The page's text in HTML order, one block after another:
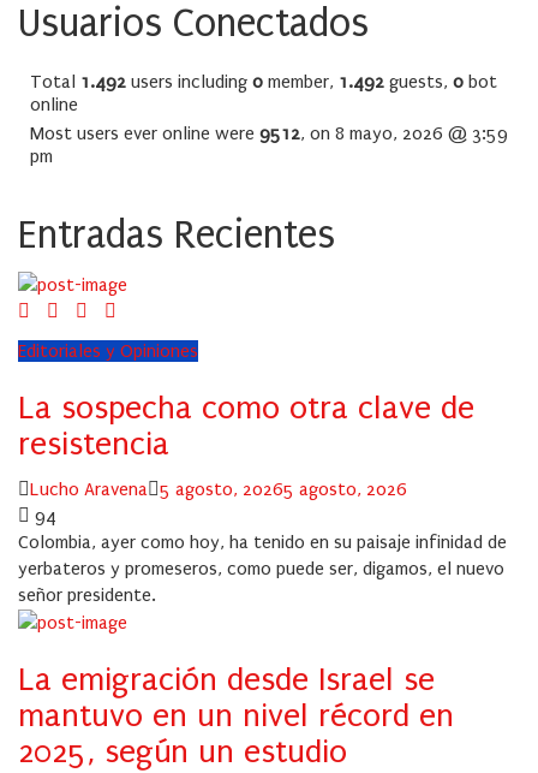
Usuarios Conectados
Total 1.492 users including 0 member, 1.492 guests, 0 bot
online
Most users ever online were 9512, on 8 mayo, 2026 @ 3:59
pm
Entradas Recientes
Editoriales y Opiniones
La sospecha como otra clave de
resistencia
Author
Lucho Aravena Posted
5 agosto, 20265 agosto, 2026
94
Colombia, ayer como hoy, ha tenido en su paisaje infinidad de
yerbateros y promeseros, como puede ser, digamos, el nuevo
señor presidente.
La emigración desde Israel se
mantuvo en un nivel récord en
2025, según un estudio